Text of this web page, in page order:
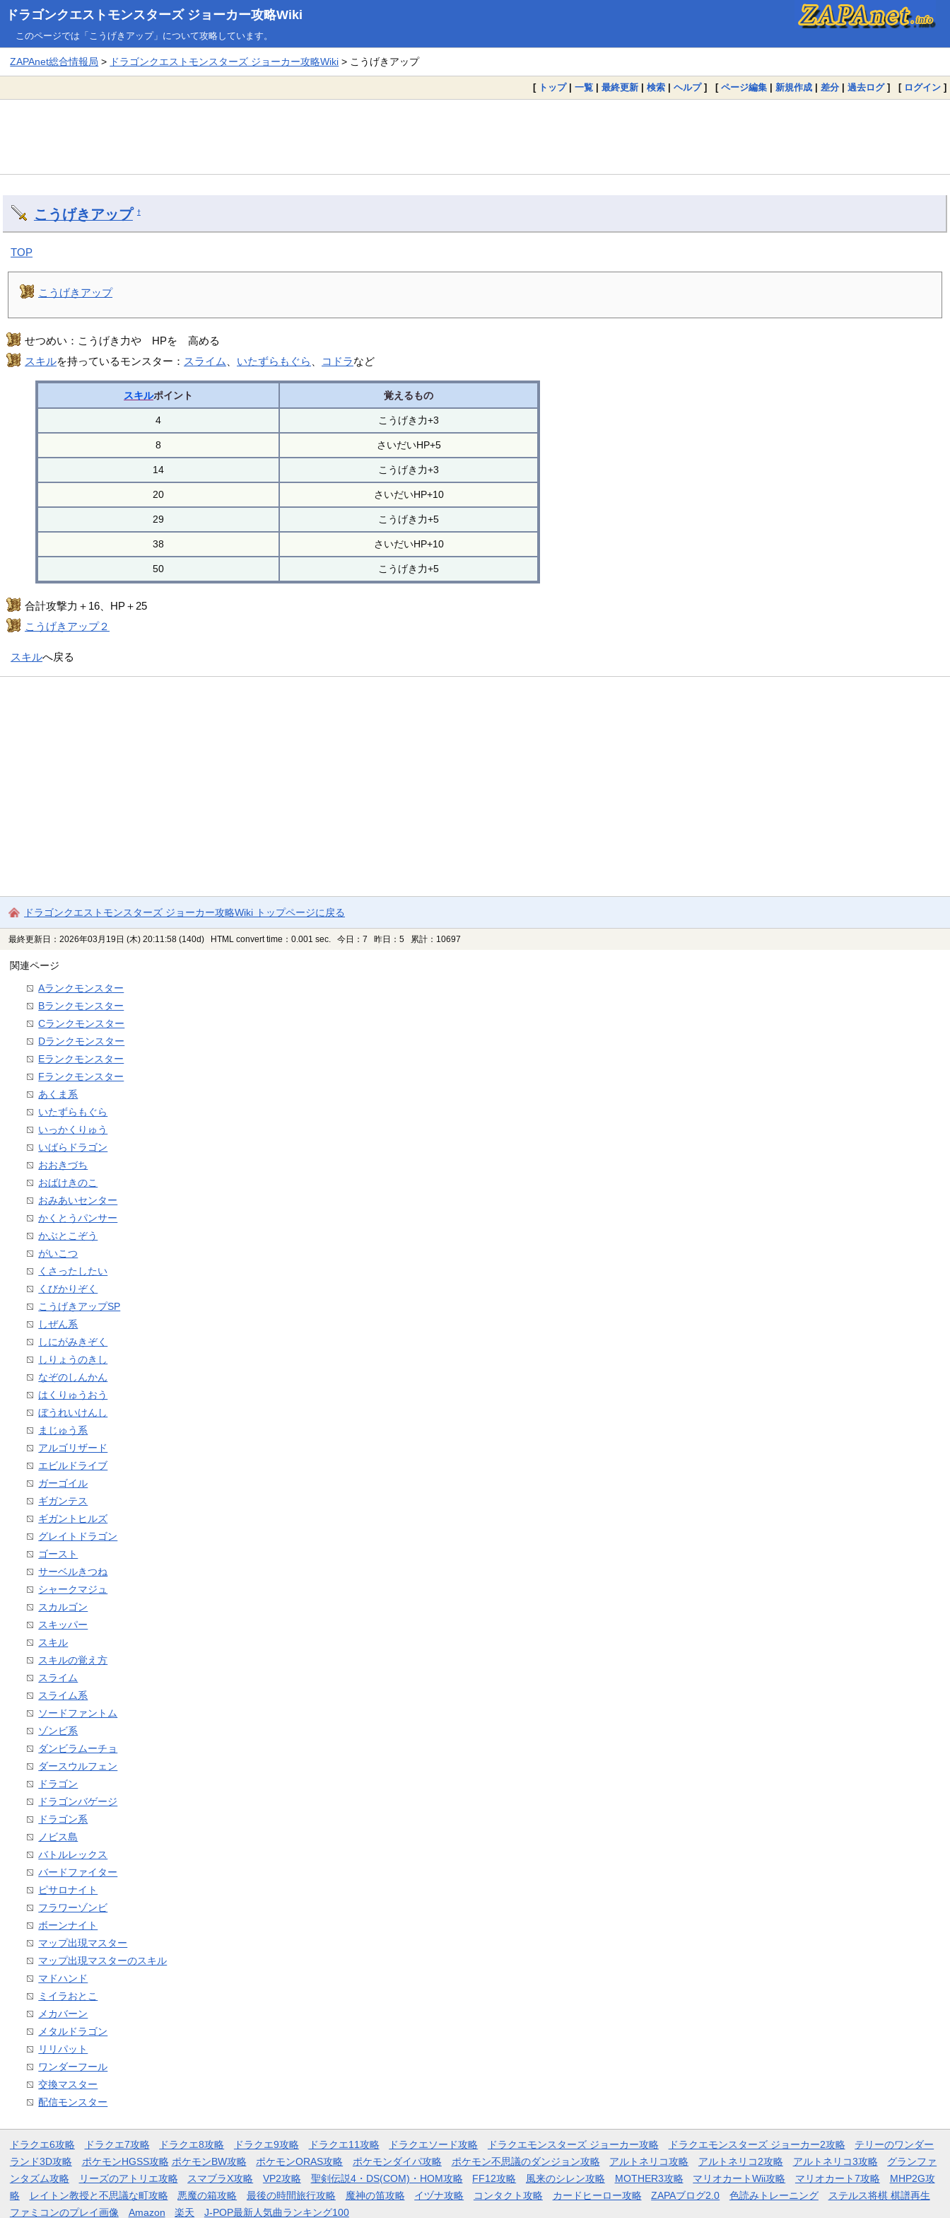
ドラゴンクエストモンスターズ ジョーカー攻略Wiki
このページでは「こうげきアップ」について攻略しています。
ZAPAnet総合情報局 > ドラゴンクエストモンスターズ ジョーカー攻略Wiki > こうげきアップ
[ トップ| 一覧 | 最終更新 | 検索 | ヘルプ] [ ページ編集 | 新規作成 | 差分 | 過去ログ] [ ログイン ]
こうげきアップ †
TOP
こうげきアップ
せつめい：こうげき力や HPを 高める
スキルを持っているモンスター： スライム いたずらもぐら コドラなど
スキルポイント 覚えるもの
4 こうげき力+3
8 さいだいHP+5
14 こうげき力+3
20 さいだいHP+10
29 こうげき力+5
38 さいだいHP+10
50 こうげき力+5
合計攻撃力＋16、HP＋25
こうげきアップ２
スキルへ戻る
ドラゴンクエストモンスターズ ジョーカー攻略Wiki トップページに戻る
最終更新日：2026年03月19日 (木) 20:11:58 (140d) HTML convert time：0.001 sec. 今日：7 昨日：5 累計：10697
関連ページ
Aランクモンスター
Bランクモンスター
Cランクモンスター
Dランクモンスター
Eランクモンスター
Fランクモンスター
あくま系
いたずらもぐら
いっかくりゅう
いばらドラゴン
おおきづち
おばけきのこ
おみあいセンター
かくとうパンサー
かぶとこぞう
がいこつ
くさったしたい
くびかりぞく
こうげきアップSP
しぜん系
しにがみきぞく
しりょうのきし
なぞのしんかん
はくりゅうおう
ぼうれいけんし
まじゅう系
アルゴリザード
エビルドライブ
ガーゴイル
ギガンテス
ギガントヒルズ
グレイトドラゴン
ゴースト
サーベルきつね
シャークマジュ
スカルゴン
スキッパー
スキル
スキルの覚え方
スライム
スライム系
ソードファントム
ゾンビ系
ダンビラムーチョ
ダースウルフェン
ドラゴン
ドラゴンバゲージ
ドラゴン系
ノビス島
バトルレックス
バードファイター
ピサロナイト
フラワーゾンビ
ボーンナイト
マップ出現マスター
マップ出現マスターのスキル
マドハンド
ミイラおとこ
メカバーン
メタルドラゴン
リリパット
ワンダーフール
交換マスター
配信モンスター
ドラクエ6攻略 ドラクエ7攻略 ドラクエ8攻略 ドラクエ9攻略 ドラクエ11攻略 ドラクエソード攻略 ドラクエモンスターズ ジョーカー攻略 ドラクエモンスターズ ジョーカー2攻略
テリーのワンダー
ランド3D攻略
ポケモンHGSS攻略 ポケモンBW攻略 ポケモンORAS攻略 ポケモンダイパ攻略 ポケモン不思議のダンジョン攻略 アルトネリコ攻略 アルトネリコ2攻略 アルトネリコ3攻略
グランファ
ンタズム攻略
リーズのアトリエ攻略 スマブラX攻略 VP2攻略 聖剣伝説4・DS(COM)・HOM攻略 FF12攻略 風来のシレン攻略 MOTHER3攻略 マリオカートWii攻略 マリオカート7攻略
MHP2G攻
略
レイトン教授と不思議な町攻略 悪魔の箱攻略 最後の時間旅行攻略 魔神の笛攻略 イヅナ攻略 コンタクト攻略 カードヒーロー攻略 ZAPAブログ2.0 色読みトレーニング
ステルス将棋 棋譜再生
ファミコンのプレイ画像
Amazon 楽天 J-POP最新人気曲ランキング100